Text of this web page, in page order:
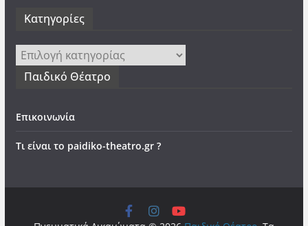
Kατηγορίες
Kατηγορίες
Παιδικό Θέατρο
Επικοινωνία
Τι είναι το paidiko-theatro.gr ?